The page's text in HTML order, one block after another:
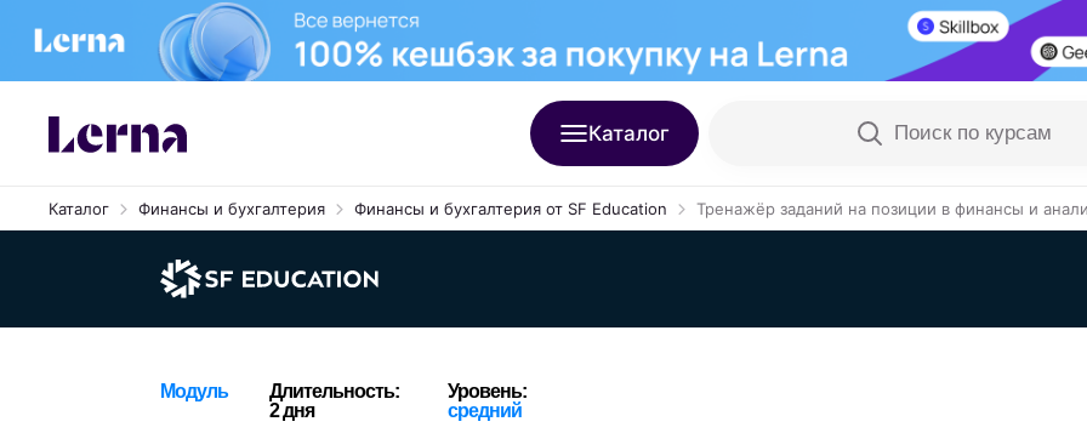
Каталог Поиск по курсам
Каталог Финансы и бухгалтерия Финансы и бухгалтерия от SF Education Тренажёр заданий на позиции в финансы и
Модуль Длительность:
Уровень:
2 дня
средний